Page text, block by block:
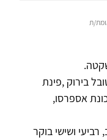
ת
בירוק ,פינת
ומטבחון (תמי 4, מכונת אספרסו,
רביעי ושישי בוקר